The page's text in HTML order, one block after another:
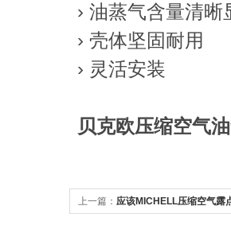
› 油蒸气含量清晰
› 壳体坚固耐用
› 灵活安装
贝克欧压缩空气
上一篇： 应该MICHELL压缩空气露